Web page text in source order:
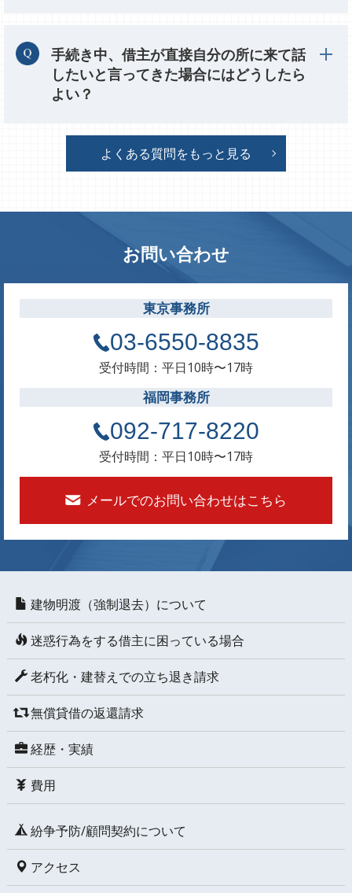
手続き中、借主が直接自分の所に来て話
したいと言ってきた場合にはどうしたら
よい？
よくある質問をもっと見る
お問い合わせ
東京事務所
03-6550-8835
受付時間：平日10時〜17時
福岡事務所
092-717-8220
受付時間：平日10時〜17時
メールでのお問い合わせはこちら
建物明渡（強制退去）について
迷惑行為をする借主に困っている場合
老朽化・建替えでの立ち退き請求
無償貸借の返還請求
経歴・実績
費用
紛争予防/顧問契約について
アクセス